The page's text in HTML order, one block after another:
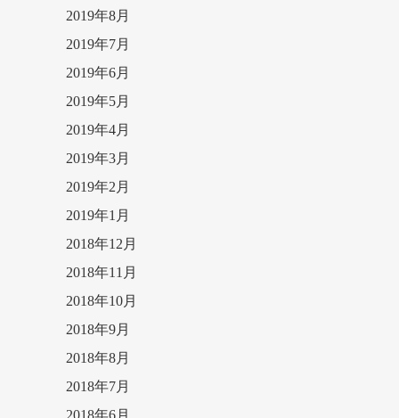
2019年8月
2019年7月
2019年6月
2019年5月
2019年4月
2019年3月
2019年2月
2019年1月
2018年12月
2018年11月
2018年10月
2018年9月
2018年8月
2018年7月
2018年6月